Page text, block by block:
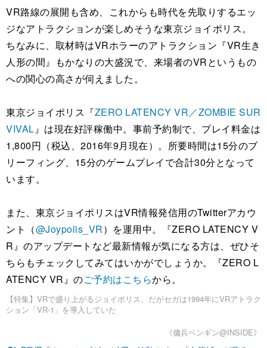
VR路線の展開も含め、これからも時代を先取りするエッ
ジなアトラクションが楽しめそうな東京ジョイポリス。
ちなみに、取材時はVRホラーのアトラクション『VR生き
人形の間』もかなりの大盛況で、来場者のVRというもの
への関心の高さが伺えました。
東京ジョイポリス『ZERO LATENCY VR／ZOMBIE SUR
VIVAL』は現在好評稼働中。事前予約制で、プレイ料金は
1,800円（税込、2016年9月現在）。所要時間は15分のブ
リーフィング、15分のゲームプレイで合計30分となって
います。
また、東京ジョイポリスはVR情報発信用のTwitterアカウ
ント（@Joypolis_VR）を運用中。『ZERO LATENCY V
R』のアップデートなど最新情報が気になる方は、ぜひそ
ちらもチェックしてみてはいかがでしょうか。『ZERO L
ATENCY VR』のご予約はこちらから。
【特集】VRで盛り上がるジョイポリス、だがセガは1994年にVRアトラク
ション「VR-1」を導入していた
《傭兵ペンギン@INSIDE》